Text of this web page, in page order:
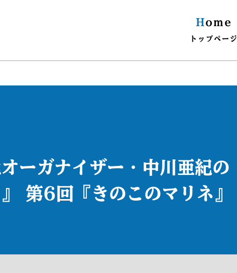
Home
トップページ
ーガナイザー・中川亜紀の
第6回『きのこのマリネ』